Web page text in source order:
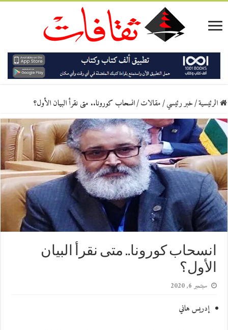
الرئيسية/خبر رئيسي/مقالات/انسحاب كورونا.. متى نقرأ البيان الأول؟
انسحاب كورونا.. متى نقرأ البيان
الأول؟
سبتمبر 6, 2020
إدريس هاني